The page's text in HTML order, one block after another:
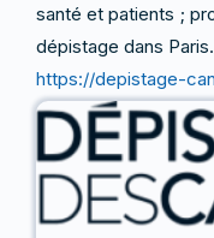
santé et patients ;
dépistage dans Paris.
https://depistage-